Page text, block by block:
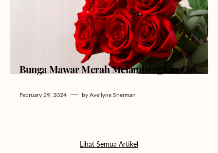
Bunga Mawar Merah Melambangkan Cinta Abadi: Simbol dari Hati ke Hati
February 29, 2024 by Avellyne Sherman
Lihat Semua Artikel